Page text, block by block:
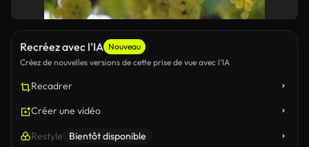
Recréez avec l’IA Nouveau
Créez de nouvelles versions de cette prise de vue avec l’IA
Recadrer
Créer une vidéo
Restyle Bientôt disponible